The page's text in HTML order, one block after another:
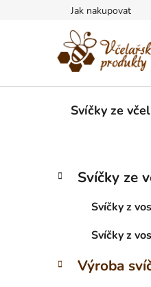
Jak nakupovat
Svíčky ze
P
a
Přeskočit
kategorie
K
a
r
Svíčky ze
Svíčky z
Svíčky z
Výroba